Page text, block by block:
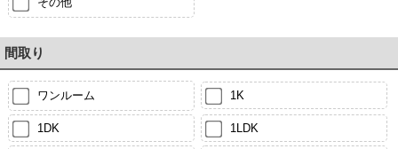
間取り
ワンルーム 1K
1DK 1LDK